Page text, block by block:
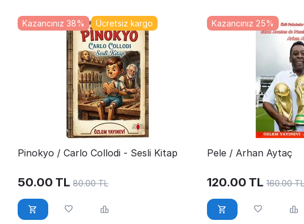
Ücretsiz kargo
Kazancınız 38%
Pinokyo / Carlo Collodi - Sesli Kitap
50.00 TL 80.00 TL
Kazancınız 25%
Pele / Arhan Aytaç
120.00 TL 160.00 TL